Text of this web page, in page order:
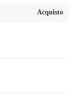
Acquisto